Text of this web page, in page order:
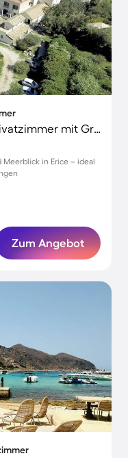
Familienorientiertes tolles Privatzimmer mit Grill | Wasserblick | Hunde erlaubt
in Erice – ideal
Zum Angebot